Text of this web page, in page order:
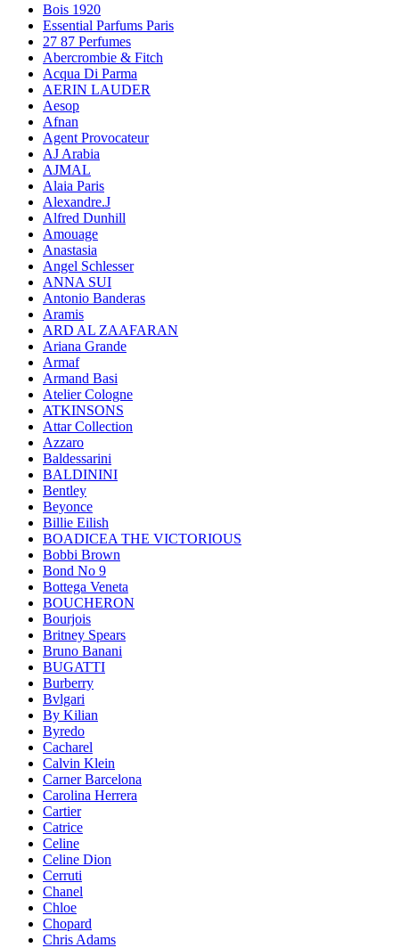
Bois 1920
Essential Parfums Paris
27 87 Perfumes
Abercrombie & Fitch
Acqua Di Parma
AERIN LAUDER
Aesop
Afnan
Agent Provocateur
AJ Arabia
AJMAL
Alaia Paris
Alexandre.J
Alfred Dunhill
Amouage
Anastasia
Angel Schlesser
ANNA SUI
Antonio Banderas
Aramis
ARD AL ZAAFARAN
Ariana Grande
Armaf
Armand Basi
Atelier Cologne
ATKINSONS
Attar Collection
Azzaro
Baldessarini
BALDININI
Bentley
Beyonce
Billie Eilish
BOADICEA THE VICTORIOUS
Bobbi Brown
Bond No 9
Bottega Veneta
BOUCHERON
Bourjois
Britney Spears
Bruno Banani
BUGATTI
Burberry
Bvlgari
By Kilian
Byredo
Cacharel
Calvin Klein
Carner Barcelona
Carolina Herrera
Cartier
Catrice
Celine
Celine Dion
Cerruti
Chanel
Chloe
Chopard
Chris Adams